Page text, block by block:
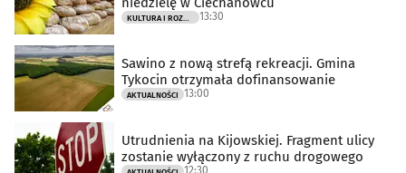
KULTURA I ROZRYWKA 13:30
Sawino z nową strefą rekreacji. Gmina
Tykocin otrzymała dofinansowanie
AKTUALNOŚCI 13:00
Utrudnienia na Kijowskiej. Fragment ulicy
zostanie wyłączony z ruchu drogowego